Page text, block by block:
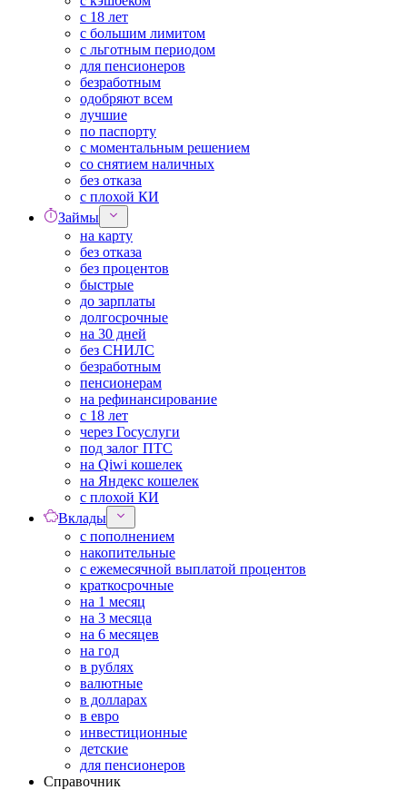
с 18 лет
с большим лимитом
с льготным периодом
для пенсионеров
безработным
одобряют всем
лучшие
по паспорту
с моментальным решением
со снятием наличных
без отказа
с плохой КИ
Займы
на карту
без отказа
без процентов
быстрые
до зарплаты
долгосрочные
на 30 дней
без СНИЛС
безработным
пенсионерам
на рефинансирование
с 18 лет
через Госуслуги
под залог ПТС
на Qiwi кошелек
на Яндекс кошелек
с плохой КИ
Вклады
с пополнением
накопительные
с ежемесячной выплатой процентов
краткосрочные
на 1 месяц
на 3 месяца
на 6 месяцев
на год
в рублях
валютные
в долларах
в евро
инвестиционные
детские
для пенсионеров
Справочник